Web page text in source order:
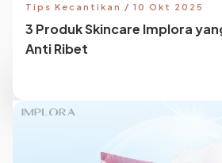
Tips Kecantikan / 10 Okt 2025
3 Produk Skincare Implora
Anti Ribet